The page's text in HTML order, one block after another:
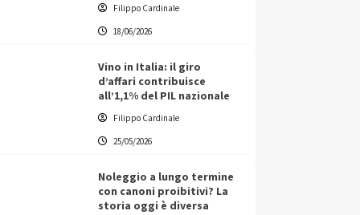
Filippo Cardinale
18/06/2026
Vino in Italia: il giro
d’affari contribuisce
all’1,1% del PIL nazionale
Filippo Cardinale
25/05/2026
Noleggio a lungo termine
con canoni proibitivi? La
storia oggi è diversa